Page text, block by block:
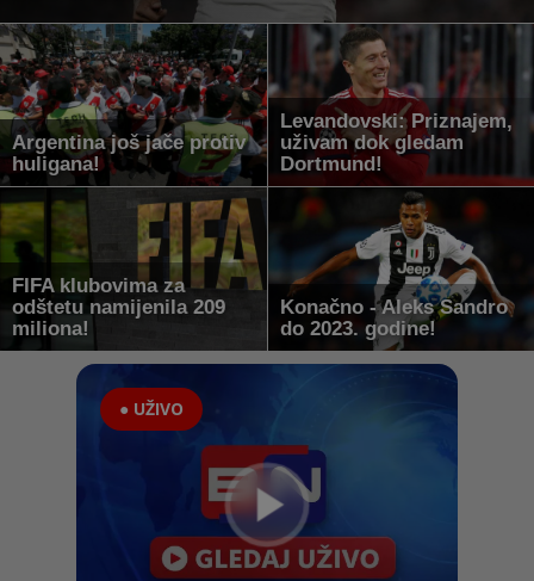
Argentina još jače protiv
huligana!
Levandovski: Priznajem,
uživam dok gledam
Dortmund!
FIFA klubovima za
odštetu namijenila 209
miliona!
Konačno - Aleks Sandro
do 2023. godine!
● UŽIVO